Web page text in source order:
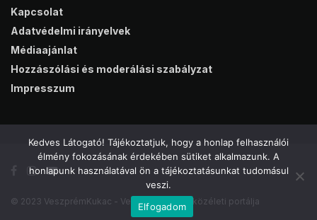
Kapcsolat
Adatvédelmi irányelvek
Médiaajánlat
Hozzászólási és moderálási szabályzat
Impresszum
© 2023 VeszprémKukac - Veszprém online közéleti portálja
Kedves Látogató! Tájékoztatjuk, hogy a honlap felhasználói
élmény fokozásának érdekében sütiket alkalmazunk. A
honlapunk használatával ön a tájékoztatásunkat tudomásul
veszi.
Elfogadom